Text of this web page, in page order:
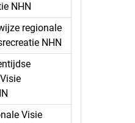
NHN
regionale
NHN
Visie